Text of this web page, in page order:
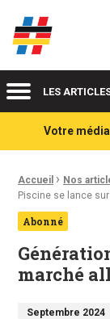
Acteurs du franco-
MenuLES
Votre
Fil d'Ariane :
Accueil › Nos
Piscine se lance
Abonné
marché
Septembre 2024